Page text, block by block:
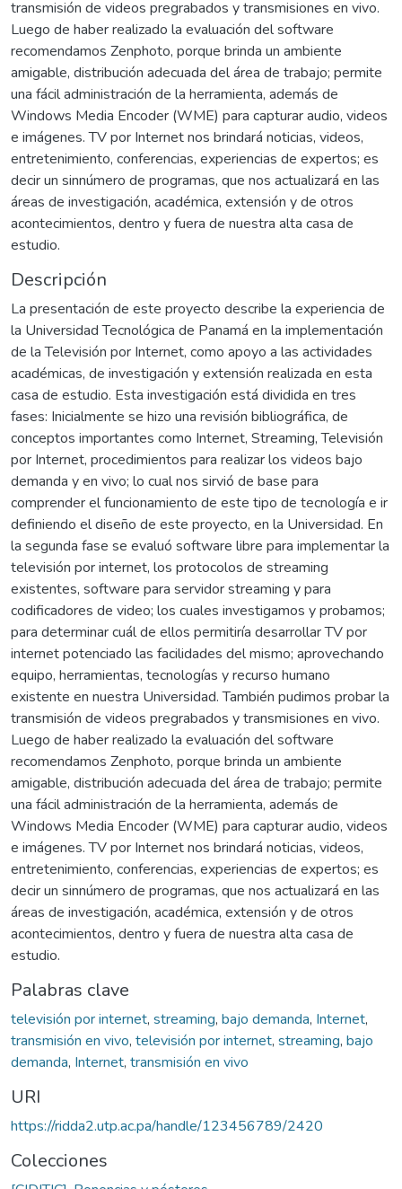
transmisión de videos pregrabados y transmisiones en vivo.
Luego de haber realizado la evaluación del software
recomendamos Zenphoto, porque brinda un ambiente
amigable, distribución adecuada del área de trabajo; permite
una fácil administración de la herramienta, además de
Windows Media Encoder (WME) para capturar audio, videos
e imágenes. TV por Internet nos brindará noticias, videos,
entretenimiento, conferencias, experiencias de expertos; es
decir un sinnúmero de programas, que nos actualizará en las
áreas de investigación, académica, extensión y de otros
acontecimientos, dentro y fuera de nuestra alta casa de
estudio.
Descripción
La presentación de este proyecto describe la experiencia de
la Universidad Tecnológica de Panamá en la implementación
de la Televisión por Internet, como apoyo a las actividades
académicas, de investigación y extensión realizada en esta
casa de estudio. Esta investigación está dividida en tres
fases: Inicialmente se hizo una revisión bibliográfica, de
conceptos importantes como Internet, Streaming, Televisión
por Internet, procedimientos para realizar los videos bajo
demanda y en vivo; lo cual nos sirvió de base para
comprender el funcionamiento de este tipo de tecnología e ir
definiendo el diseño de este proyecto, en la Universidad. En
la segunda fase se evaluó software libre para implementar la
televisión por internet, los protocolos de streaming
existentes, software para servidor streaming y para
codificadores de video; los cuales investigamos y probamos;
para determinar cuál de ellos permitiría desarrollar TV por
internet potenciado las facilidades del mismo; aprovechando
equipo, herramientas, tecnologías y recurso humano
existente en nuestra Universidad. También pudimos probar la
transmisión de videos pregrabados y transmisiones en vivo.
Luego de haber realizado la evaluación del software
recomendamos Zenphoto, porque brinda un ambiente
amigable, distribución adecuada del área de trabajo; permite
una fácil administración de la herramienta, además de
Windows Media Encoder (WME) para capturar audio, videos
e imágenes. TV por Internet nos brindará noticias, videos,
entretenimiento, conferencias, experiencias de expertos; es
decir un sinnúmero de programas, que nos actualizará en las
áreas de investigación, académica, extensión y de otros
acontecimientos, dentro y fuera de nuestra alta casa de
estudio.
Palabras clave
televisión por internet, streaming, bajo demanda, Internet,
transmisión en vivo, televisión por internet, streaming, bajo
demanda, Internet, transmisión en vivo
URI
https://ridda2.utp.ac.pa/handle/123456789/2420
Colecciones